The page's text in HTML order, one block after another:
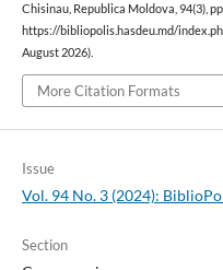
Chisinau, Republica Moldova, 94(3),
https://bibliopolis.hasdeu.md/
August 2026).
More Citation Formats
Issue
Vol. 94 No. 3 (2024):
Section